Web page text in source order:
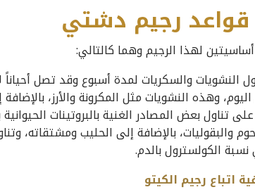
رجيم دشتي
لهذا الرجيم وهما كالتالي:
وهذه النشويات مثل المكرونة والأرز، بالإضافة
تناول بعض المصادر الغنية بالبروتينات
والبقوليات، بالإضافة إلى الحليب ومشتقاته،
الكولسترول بالدم.
اتباع رجيم الكيتو